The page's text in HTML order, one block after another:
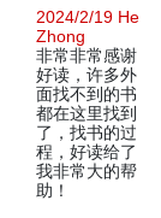
2024/2/19 He
Zhong
非常非常感谢
好读，许多外
面找不到的书
都在这里找到
了，找书的过
程，好读给了
我非常大的帮
助！